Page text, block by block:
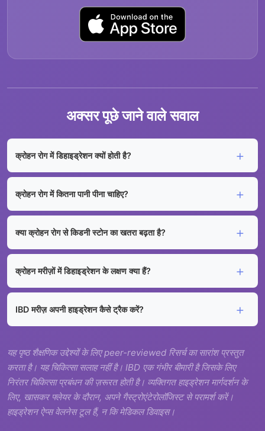
अक्सर पूछे जाने वाले सवाल
क्रोहन रोग में डिहाइड्रेशन क्यों होती है?
क्रोहन रोग में कितना पानी पीना चाहिए?
क्या क्रोहन रोग से किडनी स्टोन का खतरा बढ़ता है?
क्रोहन मरीज़ों में डिहाइड्रेशन के लक्षण क्या हैं?
IBD मरीज़ अपनी हाइड्रेशन कैसे ट्रैक करें?
यह पृष्ठ शैक्षणिक उद्देश्यों के लिए peer-reviewed रिसर्च का सारांश प्रस्तुत
करता है। यह चिकित्सा सलाह नहीं है। IBD एक गंभीर बीमारी है जिसके लिए
निरंतर चिकित्सा प्रबंधन की ज़रूरत होती है। व्यक्तिगत हाइड्रेशन मार्गदर्शन के
लिए, खासकर फ्लेयर के दौरान, अपने गैस्ट्रोएंटेरोलॉजिस्ट से परामर्श करें।
हाइड्रेशन ऐप्स वेलनेस टूल हैं, न कि मेडिकल डिवाइस।